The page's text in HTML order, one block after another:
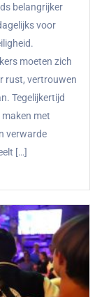
belangrijker
voor
moeten zich
rust, vertrouwen
Tegelijkertijd
met
verwarde
[…]